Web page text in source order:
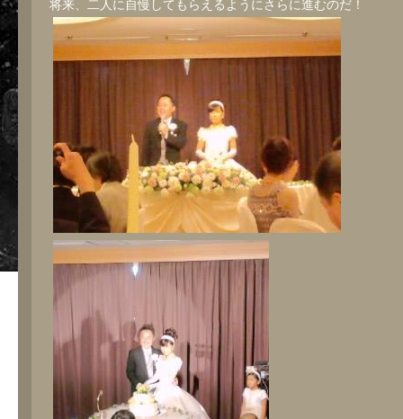
将来、二人に自慢してもらえるようにさらに進むのだ！